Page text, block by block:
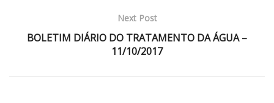
Next Post
BOLETIM DIÁRIO DO TRATAMENTO DA ÁGUA –
11/10/2017